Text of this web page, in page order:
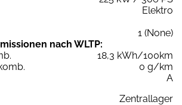
Elektro
1 (None)
nach WLTP:
18,3 kWh/100km
0 g/km
A
Zentrallager